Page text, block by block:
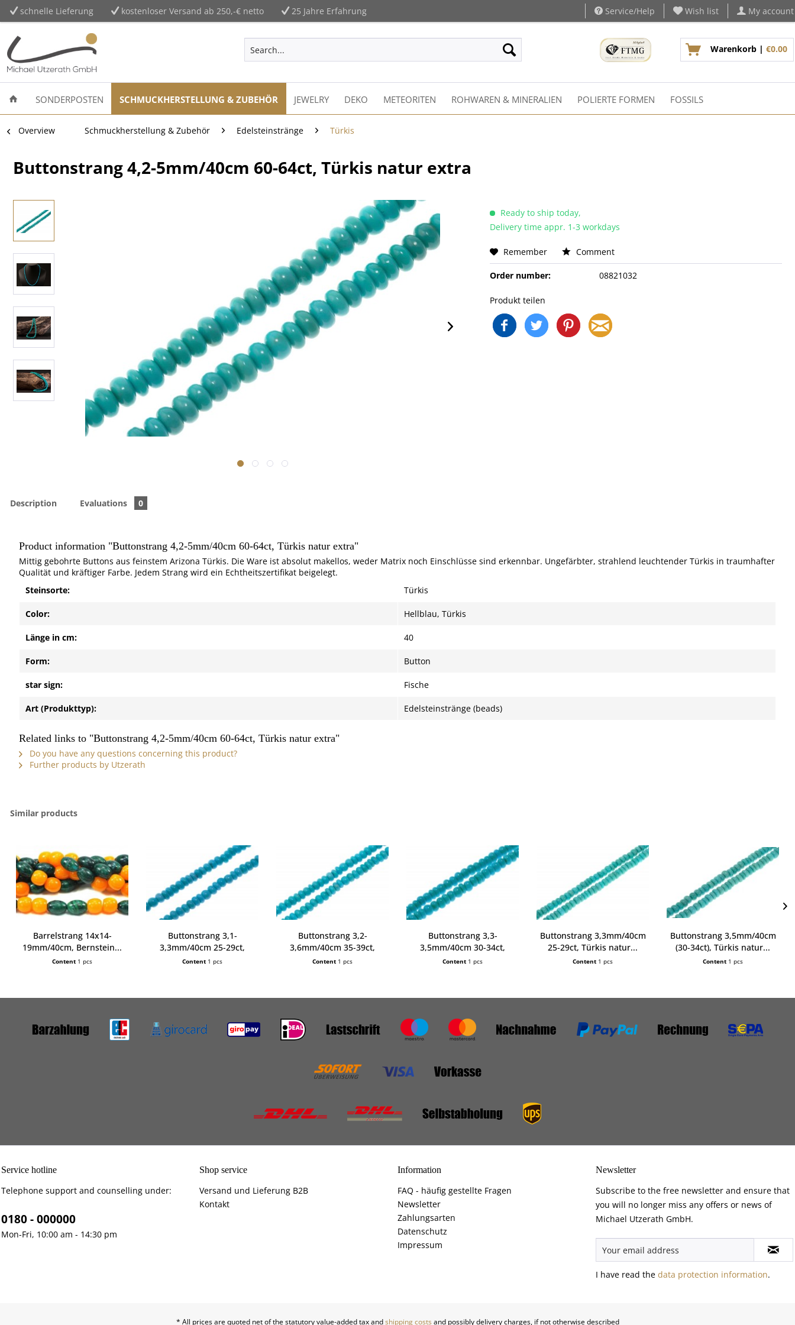
schnelle Lieferung kostenloser Versand ab 250,-€ netto 25 Jahre Erfahrung Service/Help Wish list My account
Warenkorb | €0.00
SONDERPOSTEN SCHMUCKHERSTELLUNG & ZUBEHÖR JEWELRY DEKO METEORITEN ROHWAREN & MINERALIEN POLIERTE FORMEN FOSSILS
Overview Schmuckherstellung & Zubehör Edelsteinstränge Türkis
Buttonstrang 4,2-5mm/40cm 60-64ct, Türkis natur extra
Ready to ship today,
Delivery time appr. 1-3 workdays
Remember Comment
Order number: 08821032
Produkt teilen
Description Evaluations 0
Product information "Buttonstrang 4,2-5mm/40cm 60-64ct, Türkis natur extra"
Mittig gebohrte Buttons aus feinstem Arizona Türkis. Die Ware ist absolut makellos, weder Matrix noch Einschlüsse sind erkennbar. Ungefärbter, strahlend leuchtender Türkis in traumhafter
Qualität und kräftiger Farbe. Jedem Strang wird ein Echtheitszertifikat beigelegt.
Steinsorte:
Türkis
Color: Hellblau, Türkis
Länge in cm: 40
Form: Button
star sign: Fische
Art (Produkttyp): Edelsteinstränge (beads)
Related links to "Buttonstrang 4,2-5mm/40cm 60-64ct, Türkis natur extra"
Do you have any questions concerning this product?
Further products by Utzerath
Similar products
Barrelstrang 14x14-
19mm/40cm, Bernstein...
Content 1 pcs
Buttonstrang 3,1-
3,3mm/40cm 25-29ct,
Türkis...
Content 1 pcs
Buttonstrang 3,2-
3,6mm/40cm 35-39ct,
Türkis...
Content 1 pcs
Buttonstrang 3,3-
3,5mm/40cm 30-34ct,
Türkis...
Content 1 pcs
Buttonstrang 3,3mm/40cm
25-29ct, Türkis natur...
Content 1 pcs
Buttonstrang 3,5mm/40cm
(30-34ct), Türkis natur...
Content 1 pcs
Service hotline
Telephone support and counselling under:
0180 - 000000
Mon-Fri, 10:00 am - 14:30 pm
Shop service
Versand und Lieferung B2B
Kontakt
Information
FAQ - häufig gestellte Fragen
Newsletter
Zahlungsarten
Datenschutz
Impressum
Newsletter
Subscribe to the free newsletter and ensure that
you will no longer miss any offers or news of
Michael Utzerath GmbH.
I have read the data protection information.
* All prices are quoted net of the statutory value-added tax andshipping costs and possibly delivery charges, if not otherwise described